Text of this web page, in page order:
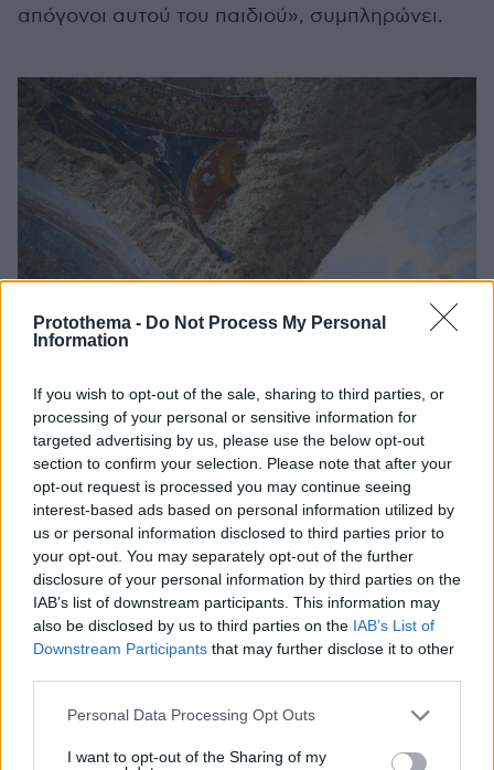
Protothema - Do Not Process My Personal
Information
If you wish to opt-out of the sale, sharing to third parties, or
processing of your personal or sensitive information for
targeted advertising by us, please use the below opt-out
section to confirm your selection. Please note that after your
opt-out request is processed you may continue seeing
interest-based ads based on personal information utilized by
us or personal information disclosed to third parties prior to
your opt-out. You may separately opt-out of the further
disclosure of your personal information by third parties on the
IAB’s list of downstream participants. This information may
also be disclosed by us to third parties on the IAB’s List of
Downstream Participants that may further disclose it to other
Please note that this website/app uses one or more Google
not limited to your visit or usage behaviour. You may click to
Personal Data Processing Opt Outs
I want to opt-out of the Sharing of my
απόγονοι αυτού του παιδιού», συμπληρώνει.